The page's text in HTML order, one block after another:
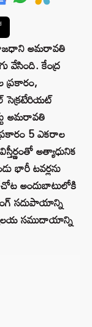
రాజధాని అమరావతి
వేసింది. కేంద్ర
సెక్రటేరియట్
అమరావతి
5 ఎకరాల
అత్యాధునిక
భారీ టవర్లను
అందుబాటులోకి
సదుపాయాన్ని
సముదాయాన్ని